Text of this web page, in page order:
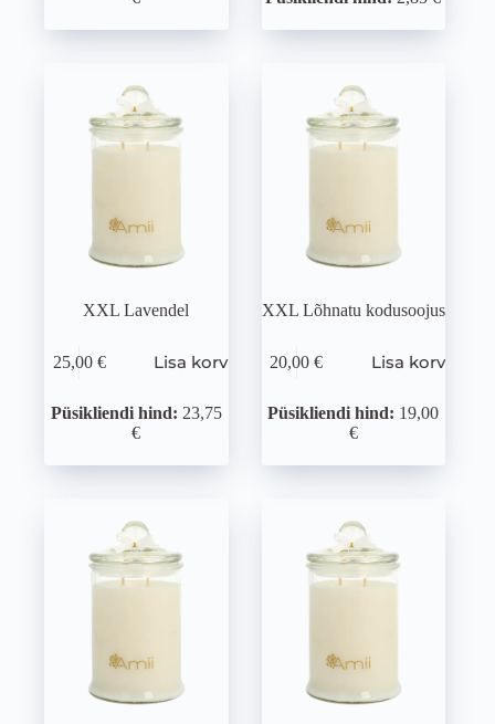
XXL Lavendel
25,00 € Lisa korvi
Püsikliendi hind: 23,75
€
XXL Lõhnatu kodusoojus
20,00€ Lisa korvi
Püsikliendi hind: 19,00
€